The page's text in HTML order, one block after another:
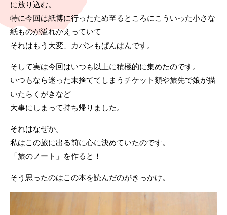
に放り込む。
特に今回は紙博に行ったため至るところにこういった小さな
紙ものが溢れかえっていて
それはもう大変、カバンもぱんぱんです。
そして実は今回はいつも以上に積極的に集めたのです。
いつもなら迷った末捨ててしまうチケット類や旅先で娘が描
いたらくがきなど
大事にしまって持ち帰りました。
それはなぜか。
私はこの旅に出る前に心に決めていたのです。
「旅のノート」を作ると！
そう思ったのはこの本を読んだのがきっかけ。